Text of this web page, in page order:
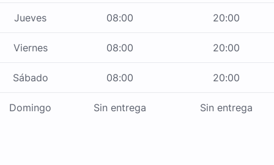
Jueves 08:00 20:00
Viernes 08:00 20:00
Sábado 08:00 20:00
Domingo Sin entrega Sin entrega